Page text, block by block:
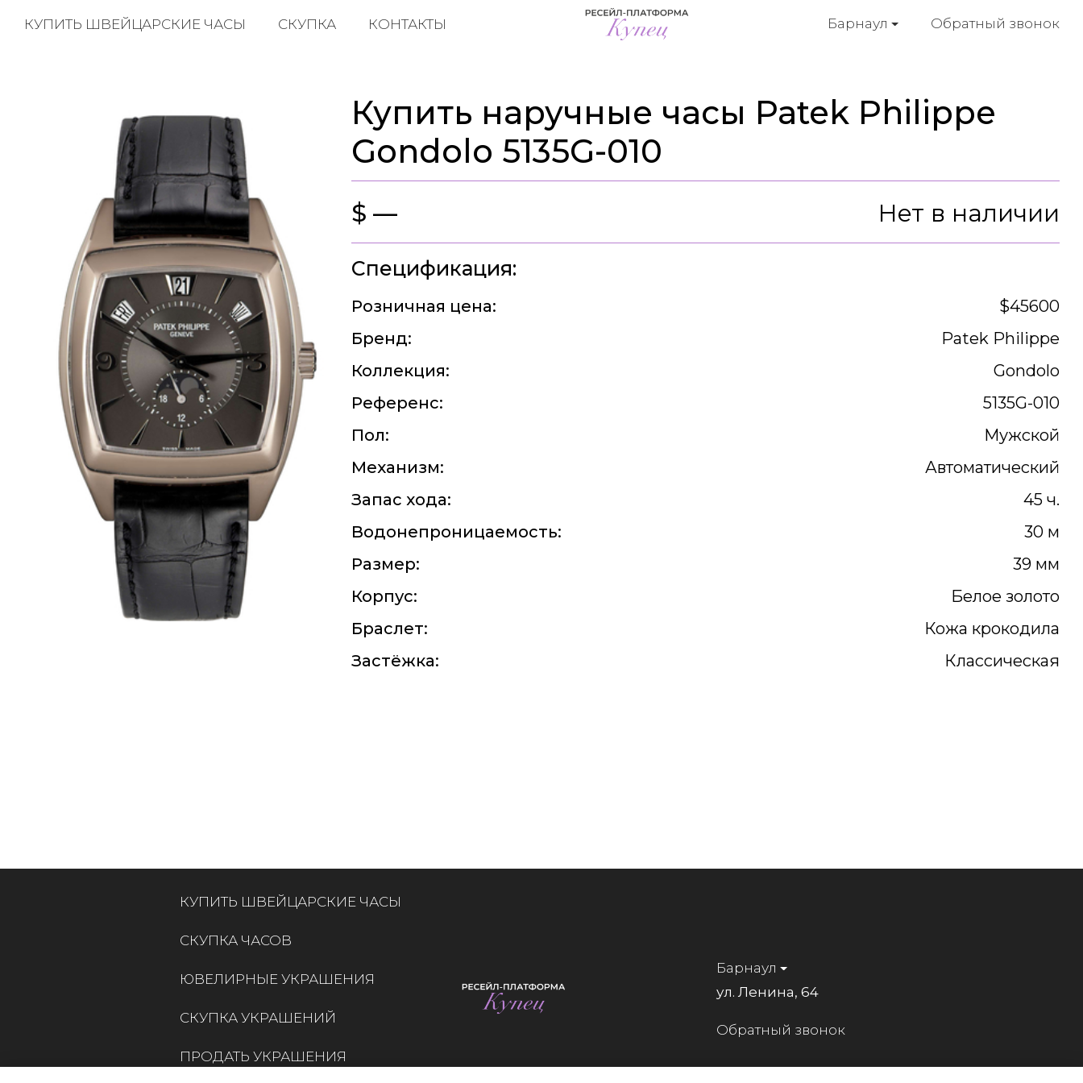
Барнаул Обратный звонок
КУПИТЬ ШВЕЙЦАРСКИЕ ЧАСЫ СКУПКА КОНТАКТЫ
Купить наручные часы Patek Philippe
Gondolo 5135G-010
$ — Нет в наличии
Спецификация:
Розничная цена:
$45600
Бренд:
Patek Philippe
Коллекция:
Gondolo
Референс:
5135G-010
Пол:
Мужской
Механизм:
Автоматический
Запас хода:
45 ч.
Водонепроницаемость:
30 м
Размер:
39 мм
Корпус:
Белое золото
Браслет:
Кожа крокодила
Застёжка:
Классическая
КУПИТЬ ШВЕЙЦАРСКИЕ ЧАСЫ
СКУПКА ЧАСОВ
ЮВЕЛИРНЫЕ УКРАШЕНИЯ
СКУПКА УКРАШЕНИЙ
ПРОДАТЬ УКРАШЕНИЯ
Барнаул
ул. Ленина, 64
Обратный звонок